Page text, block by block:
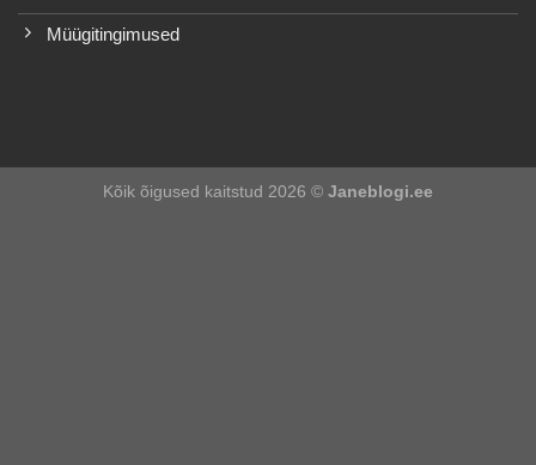
Müügitingimused
Kõik õigused kaitstud 2026 © Janeblogi.ee